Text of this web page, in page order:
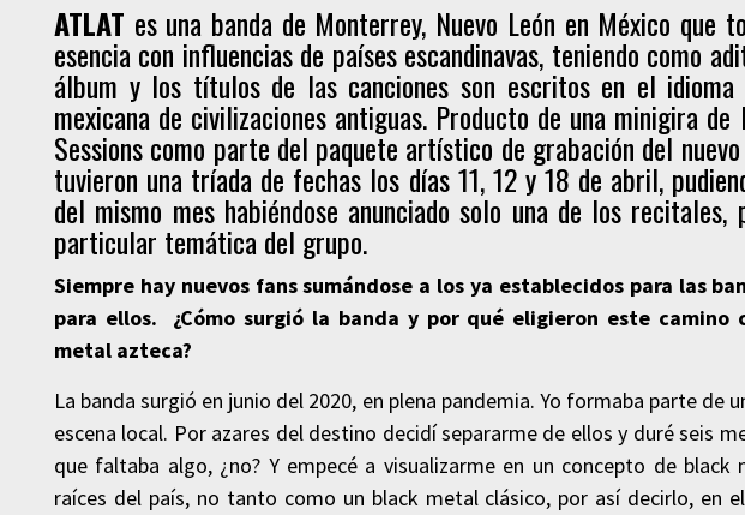
ATLAT es una banda de Monterrey, Nuevo León en México que
esencia con influencias de países escandinavas, teniendo como
álbum y los títulos de las canciones son escritos en el
mexicana de civilizaciones antiguas. Producto de una minigira
Sessions como parte del paquete artístico de grabación del
tuvieron una tríada de fechas los días 11, 12 y 18 de abril,
del mismo mes habiéndose anunciado solo una de los
particular temática del grupo.
Siempre hay nuevos fans sumándose a los ya establecidos para las
para ellos. ¿Cómo surgió la banda y por qué eligieron este camino
metal azteca?
La banda surgió en junio del 2020, en plena pandemia. Yo formaba parte de
escena local. Por azares del destino decidí separarme de ellos y duré seis
que faltaba algo, ¿no? Y empecé a visualizarme en un concepto de
raíces del país, no tanto como un black metal clásico, por así decirlo, en